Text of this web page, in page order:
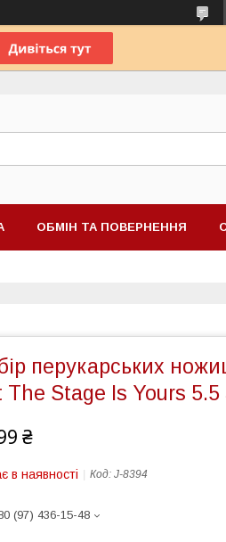
ОБМІН ТА ПОВЕРНЕННЯ
перукарських
The Stage Is Yours 5.5
₴
в наявності Код: J-8394
(97) 436-15-48